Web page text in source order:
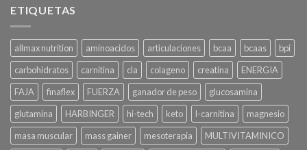
ETIQUETAS
allmax nutrition aminoacidos articulaciones bcaa bcaas
bpi
carbohidratos
carnitina cla colageno creatina
ENERGIA
FAJA
finaflex FUERZA ganador de peso
glucosamina
glutamina
HARBINGER hi-tech keto l-carnitina
magnesio
masa muscular
mass gainer mesoterapia MULTIVITAMINICO